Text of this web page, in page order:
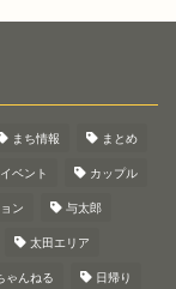
まち情報 まとめ
イベント カップル
ン 与太郎
太田エリア
ゃんねる 日帰り